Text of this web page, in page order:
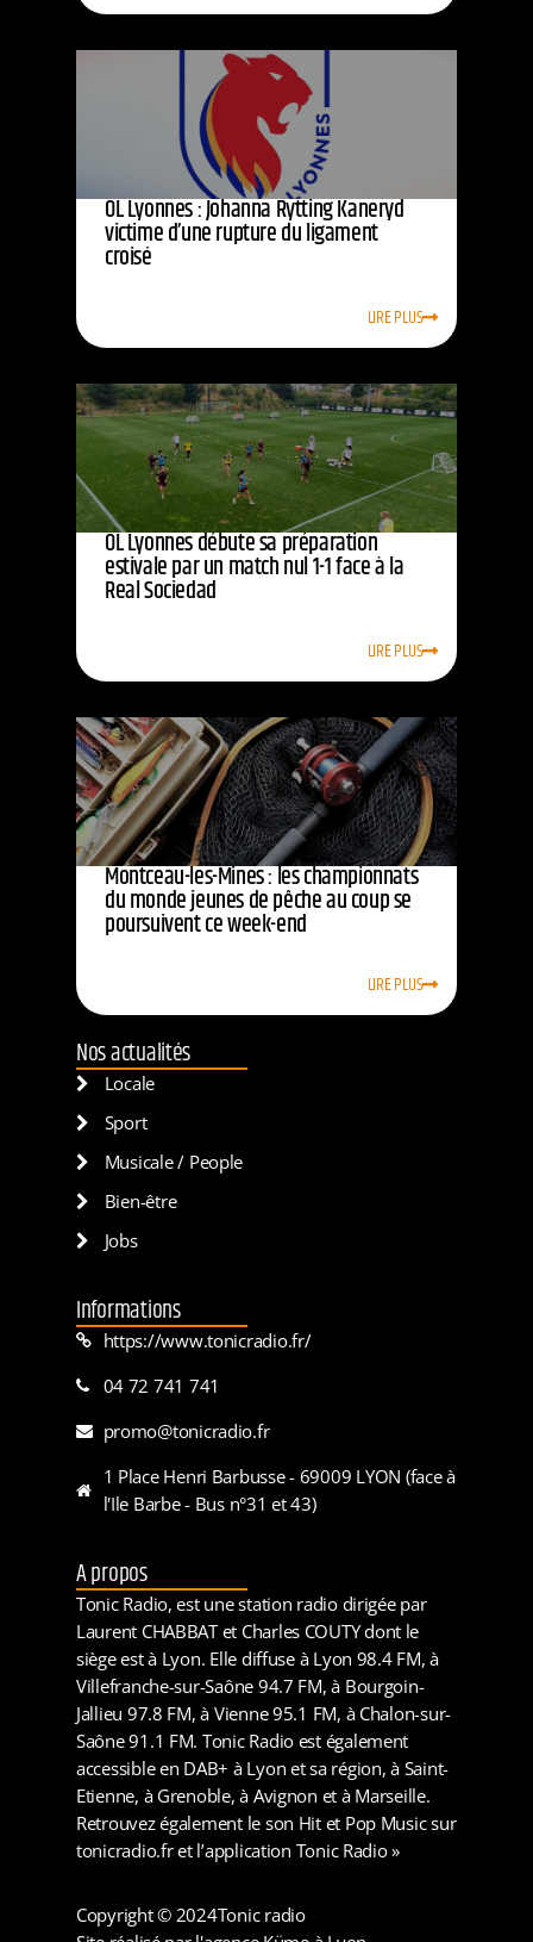
OL Lyonnes : Johanna Rytting Kaneryd
victime d’une rupture du ligament
croisé
LIRE PLUS
OL Lyonnes débute sa préparation
estivale par un match nul 1-1 face à la
Real Sociedad
LIRE PLUS
Montceau-les-Mines : les championnats
du monde jeunes de pêche au coup se
poursuivent ce week-end
LIRE PLUS
Nos actualités
Locale
Sport
Musicale / People
Bien-être
Jobs
Informations
https://www.tonicradio.fr/
04 72 741 741
promo@tonicradio.fr
1 Place Henri Barbusse - 69009 LYON (face à
l'Ile Barbe - Bus n°31 et 43)
A propos
Tonic Radio, est une station radio dirigée par
Laurent CHABBAT et Charles COUTY dont le
siège est à Lyon. Elle diffuse à Lyon 98.4 FM, à
Villefranche-sur-Saône 94.7 FM, à Bourgoin-
Jallieu 97.8 FM, à Vienne 95.1 FM, à Chalon-sur-
Saône 91.1 FM. Tonic Radio est également
accessible en DAB+ à Lyon et sa région, à Saint-
Etienne, à Grenoble, à Avignon et à Marseille.
Retrouvez également le son Hit et Pop Music sur
tonicradio.fr et l’application Tonic Radio »
Copyright © 2024Tonic radio